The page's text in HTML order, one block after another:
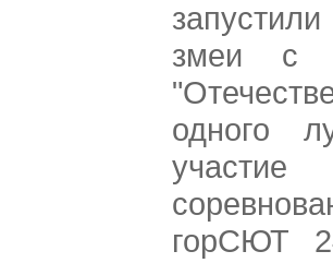
змеи с
одного
горСЮТ